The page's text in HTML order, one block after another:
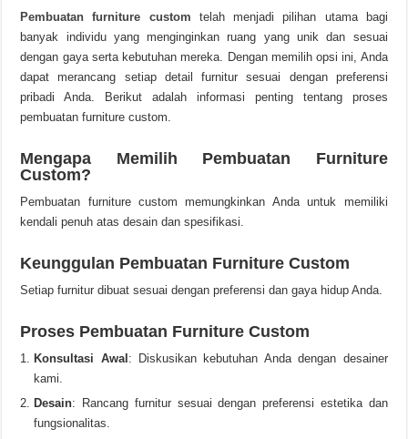
Pembuatan furniture custom telah menjadi pilihan utama bagi
banyak individu yang menginginkan ruang yang unik dan sesuai
dengan gaya serta kebutuhan mereka. Dengan memilih opsi ini, Anda
dapat merancang setiap detail furnitur sesuai dengan preferensi
pribadi Anda. Berikut adalah informasi penting tentang proses
pembuatan furniture custom.
Mengapa Memilih Pembuatan Furniture
Custom?
Pembuatan furniture custom memungkinkan Anda untuk memiliki
kendali penuh atas desain dan spesifikasi.
Keunggulan Pembuatan Furniture Custom
Setiap furnitur dibuat sesuai dengan preferensi dan gaya hidup Anda.
Proses Pembuatan Furniture Custom
Konsultasi Awal : Diskusikan kebutuhan Anda dengan desainer
kami.
Desain: Rancang furnitur sesuai dengan preferensi estetika dan
fungsionalitas.